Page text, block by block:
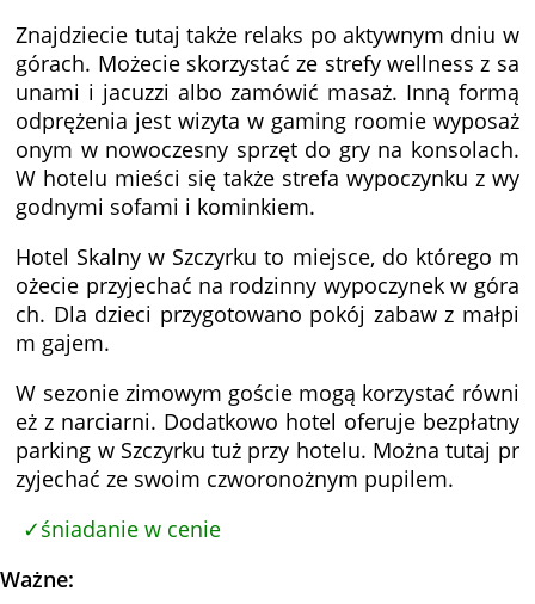
Znajdziecie tutaj także relaks po aktywnym dniu w
górach. Możecie skorzystać ze strefy wellness z sa
unami i jacuzzi albo zamówić masaż. Inną formą
odprężenia jest wizyta w gaming roomie wyposaż
onym w nowoczesny sprzęt do gry na konsolach.
W hotelu mieści się także strefa wypoczynku z wy
godnymi sofami i kominkiem.
Hotel Skalny w Szczyrku to miejsce, do którego m
ożecie przyjechać na rodzinny wypoczynek w góra
ch. Dla dzieci przygotowano pokój zabaw z małpi
m gajem.
W sezonie zimowym goście mogą korzystać równi
eż z narciarni. Dodatkowo hotel oferuje bezpłatny
parking w Szczyrku tuż przy hotelu. Można tutaj pr
zyjechać ze swoim czworonożnym pupilem.
śniadanie w cenie
Ważne: